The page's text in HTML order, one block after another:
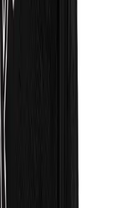
Morun Asaleti